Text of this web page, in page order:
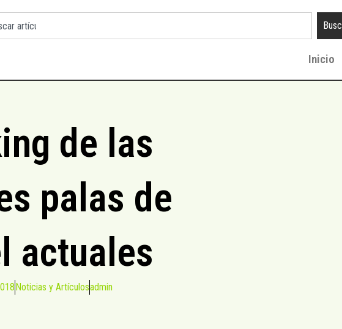
Inicio
de las
palas de
actuales
Noticias y Artículosadmin